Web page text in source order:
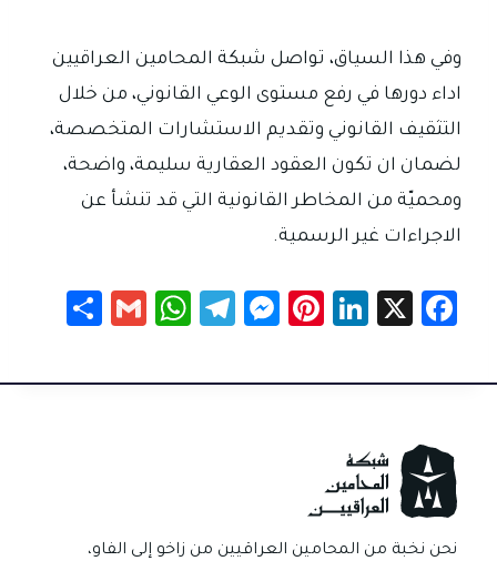
وفي هذا السياق، تواصل شبكة المحامين العراقيين
اداء دورها في رفع مستوى الوعي القانوني، من خلال
التثقيف القانوني وتقديم الاستشارات المتخصصة،
لضمان ان تكون العقود العقارية سليمة، واضحة،
ومحميّة من المخاطر القانونية التي قد تنشأ عن
الاجراءات غير الرسمية.
Fa
e
o
ok
X
Li
e
Pi
er
M
se
Te
gr
W
at
G
ail
ar
نحن نخبة من المحامين العراقيين من زاخو إلى الفاو،